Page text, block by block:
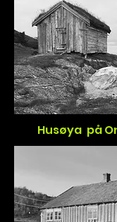
Husøya på